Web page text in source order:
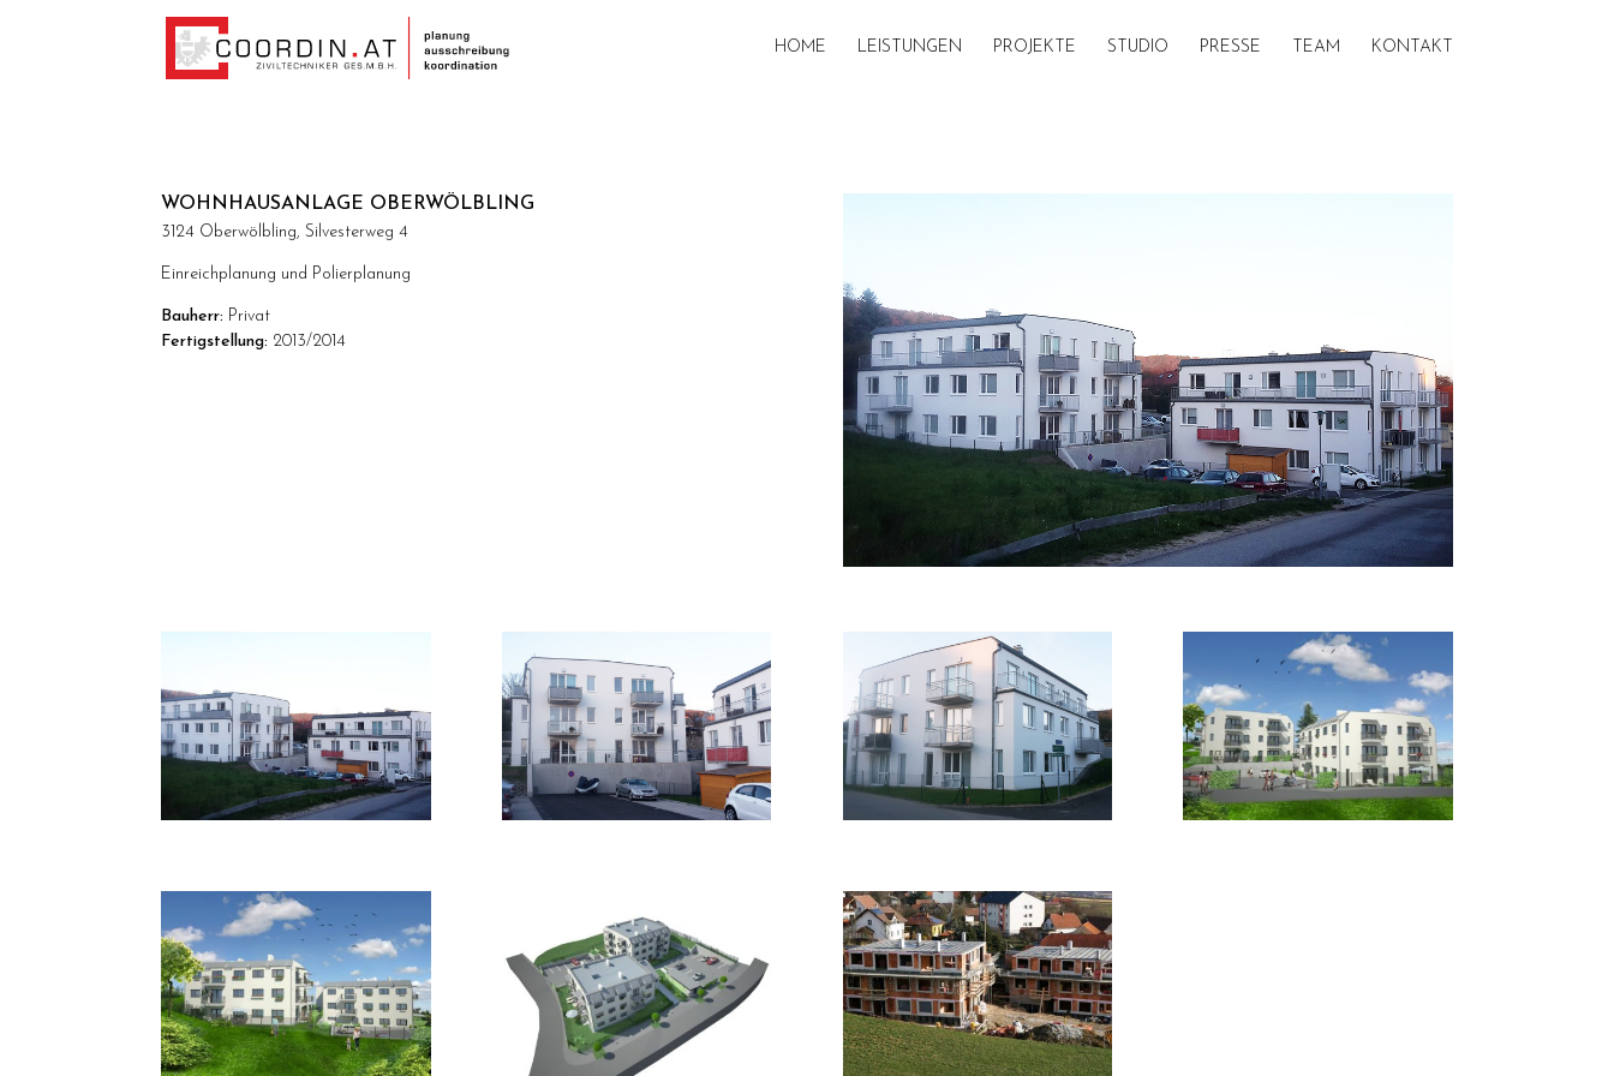
HOME LEISTUNGEN PROJEKTE STUDIO PRESSE TEAM KONTAKT
WOHNHAUSANLAGE OBERWÖLBLING
3124 Oberwölbling, Silvesterweg 4
Einreichplanung und Polierplanung
Bauherr: Privat
Fertigstellung: 2013/2014